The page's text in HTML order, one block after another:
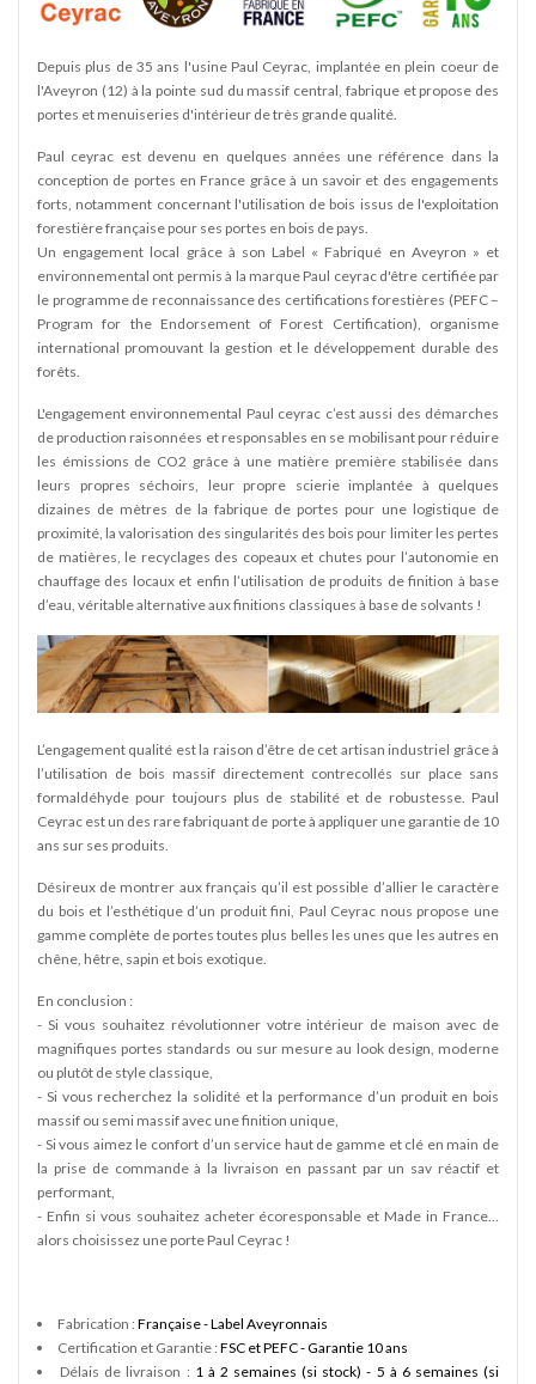
Depuis plus de 35 ans l'usine Paul Ceyrac, implantée en plein coeur de
l'Aveyron (12) à la pointe sud du massif central, fabrique et propose des
portes et menuiseries d'intérieur de très grande qualité.
Paul ceyrac est devenu en quelques années une référence dans la
conception de portes en France grâce à un savoir et des engagements
forts, notamment concernant l'utilisation de bois issus de l'exploitation
forestière française pour ses portes en bois de pays.
Un engagement local grâce à son Label « Fabriqué en Aveyron » et
environnemental ont permis à la marque Paul ceyrac d'être certifiée par
le programme de reconnaissance des certifications forestières (PEFC –
Program for the Endorsement of Forest Certification), organisme
international promouvant la gestion et le développement durable des
forêts.
L'engagement environnemental Paul ceyrac c’est aussi des démarches
de production raisonnées et responsables en se mobilisant pour réduire
les émissions de CO2 grâce à une matière première stabilisée dans
leurs propres séchoirs, leur propre scierie implantée à quelques
dizaines de mètres de la fabrique de portes pour une logistique de
proximité, la valorisation des singularités des bois pour limiter les pertes
de matières, le recyclages des copeaux et chutes pour l’autonomie en
chauffage des locaux et enfin l’utilisation de produits de finition à base
d’eau, véritable alternative aux finitions classiques à base de solvants !
L’engagement qualité est la raison d’être de cet artisan industriel grâce à
l’utilisation de bois massif directement contrecollés sur place sans
formaldéhyde pour toujours plus de stabilité et de robustesse. Paul
Ceyrac est un des rare fabriquant de porte à appliquer une garantie de 10
ans sur ses produits.
Désireux de montrer aux français qu’il est possible d’allier le caractère
du bois et l’esthétique d’un produit fini, Paul Ceyrac nous propose une
gamme complète de portes toutes plus belles les unes que les autres en
chêne, hêtre, sapin et bois exotique.
En conclusion :
- Si vous souhaitez révolutionner votre intérieur de maison avec de
magnifiques portes standards ou sur mesure au look design, moderne
ou plutôt de style classique,
- Si vous recherchez la solidité et la performance d’un produit en bois
massif ou semi massif avec une finition unique,
- Si vous aimez le confort d’un service haut de gamme et clé en main de
la prise de commande à la livraison en passant par un sav réactif et
performant,
- Enfin si vous souhaitez acheter écoresponsable et Made in France…
alors choisissez une porte Paul Ceyrac !
Fabrication : Française - Label Aveyronnais
Certification et Garantie : FSC et PEFC - Garantie 10 ans
Délais de livraison : 1 à 2 semaines (si stock) - 5 à 6 semaines (si
-